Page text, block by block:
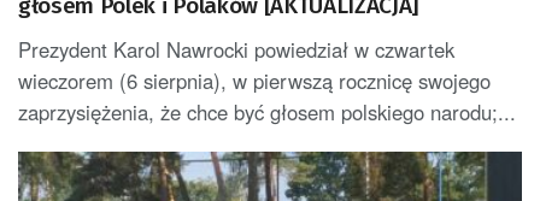
głosem Polek i Polaków [AKTUALIZACJA]
Prezydent Karol Nawrocki powiedział w czwartek
wieczorem (6 sierpnia), w pierwszą rocznicę swojego
zaprzysiężenia, że chce być głosem polskiego narodu;...